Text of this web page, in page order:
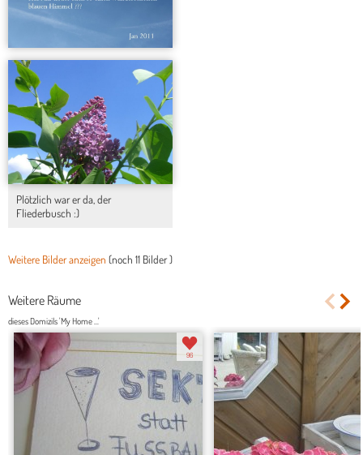
Plötzlich war er da, der
Fliederbusch :)
Weitere Bilder anzeigen (noch 11 Bilder)
Weitere Räume
dieses Domizils 'My Home ...'
96